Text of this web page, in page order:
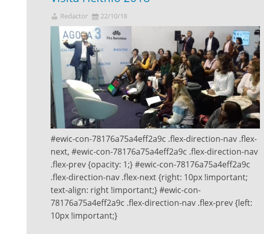
Redactor 22/10/18
#ewic-con-78176a75a4eff2a9c .flex-direction-nav .flex-
next, #ewic-con-78176a75a4eff2a9c .flex-direction-nav
.flex-prev {opacity: 1;} #ewic-con-78176a75a4eff2a9c
.flex-direction-nav .flex-next {right: 10px !important;
text-align: right !important;} #ewic-con-
78176a75a4eff2a9c .flex-direction-nav .flex-prev {left:
10px !important;}